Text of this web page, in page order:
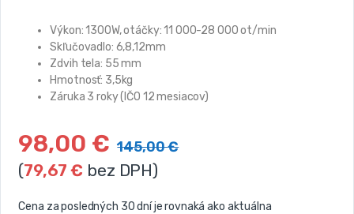
Výkon: 1300W, otáčky: 11 000-28 000 ot/min
Skľučovadlo: 6,8,12mm
Zdvih tela: 55 mm
Hmotnosť: 3,5kg
Záruka 3 roky (IČO 12 mesiacov)
98,00 € 145,00€
(79,67€ bez DPH)
Cena za posledných 30 dní je rovnaká ako aktuálna